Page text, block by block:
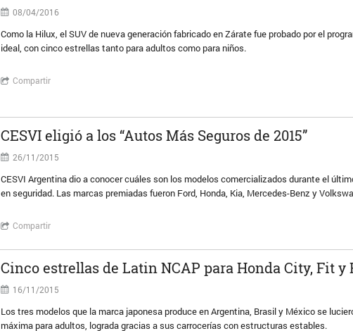
08/04/2016
Como la Hilux, el SUV de nueva generación fabricado en Zárate fue probado por el
ideal, con cinco estrellas tanto para adultos como para niños.
Compartir
CESVI eligió a los “Autos Más Seguros de 2015”
26/11/2015
CESVI Argentina dio a conocer cuáles son los modelos comercializados durante el
en seguridad. Las marcas premiadas fueron Ford, Honda, Kia, Mercedes-Benz y
Compartir
Cinco estrellas de Latin NCAP para Honda City, Fit y
16/11/2015
Los tres modelos que la marca japonesa produce en Argentina, Brasil y México se
máxima para adultos, lograda gracias a sus carrocerías con estructuras estables.